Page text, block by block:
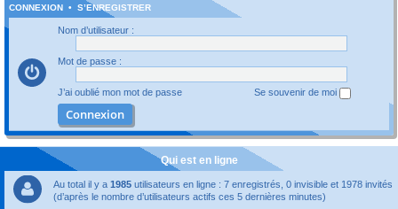
CONNEXION • S’ENREGISTRER
Nom d’utilisateur :
Mot de passe :
J’ai oublié mon mot de passe Se souvenir de moi
Qui est en ligne
Au total il y a 1985 utilisateurs en ligne : 7 enregistrés, 0 invisible et 1978 invités
(d’après le nombre d’utilisateurs actifs ces 5 dernières minutes)